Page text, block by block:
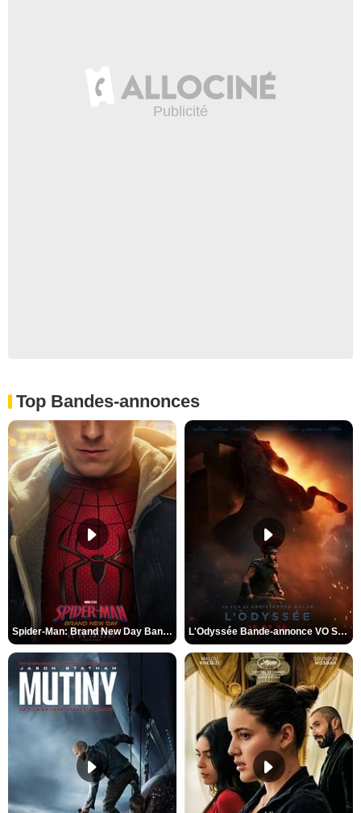
Top Bandes-annonces
Spider-Man: Brand New Day Bande-annonce VO STFR L'Odyssée Bande-annonce VO STFR